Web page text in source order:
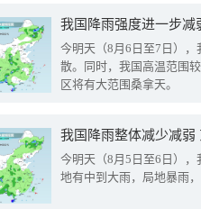
今明天（8月6日至7日）
散。同时，我国高温范围
区将有大范围桑拿天。
我国降雨整体减少减弱
今明天（8月5日至6日）
地有中到大雨，局地暴雨